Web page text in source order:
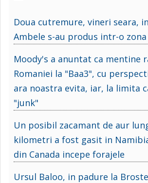
Doua cutremure, vineri seara,
Ambele s-au produs intr-o
Moody's a anuntat ca mentine
Romaniei la "Baa3", cu
ara noastra evita, iar, la limita
"junk"
Un posibil zacamant de aur
kilometri a fost gasit in
din Canada incepe forajele
Ursul Baloo, in padure la